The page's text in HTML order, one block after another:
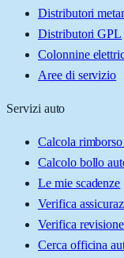
Distributori
Distributori GPL
Colonnine
Aree di servizio
Servizi auto
Calcola
Calcolo bollo
Le mie scadenze
Verifica
Verifica revisione
Cerca officina